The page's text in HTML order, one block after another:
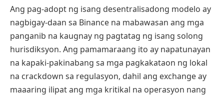
Ang pag-adopt ng isang desentralisadong modelo ay
nagbigay-daan sa Binance na mabawasan ang mga
panganib na kaugnay ng pagtatag ng isang solong
hurisdiksyon. Ang pamamaraang ito ay napatunayan
na kapaki-pakinabang sa mga pagkakataon ng lokal
na crackdown sa regulasyon, dahil ang exchange ay
maaaring ilipat ang mga kritikal na operasyon nang